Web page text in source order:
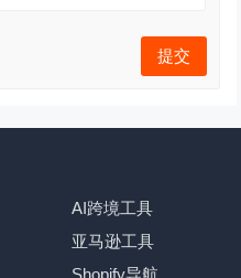
AI跨境工具
亚马逊工具
Shopify导航